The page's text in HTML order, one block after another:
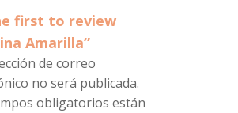
first to review
Amarilla”
de correo
no será publicada.
obligatorios están